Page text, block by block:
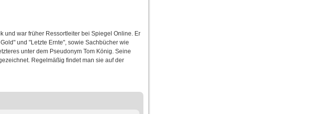
und war früher Ressortleiter bei Spiegel Online. Er
und "Letzte Ernte", sowie Sachbücher wie
unter dem Pseudonym Tom König. Seine
Regelmäßig findet man sie auf der